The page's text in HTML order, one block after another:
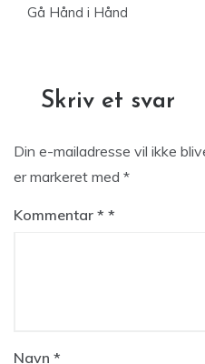
Gå Hånd i Hånd
Skriv et svar
Din e-mailadresse vil ikke
er markeret med *
Kommentar *
Navn *